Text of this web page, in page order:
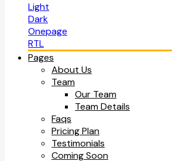
Light
Dark
Onepage
RTL
Pages
About Us
Team
Our Team
Team Details
Faqs
Pricing Plan
Testimonials
Coming Soon